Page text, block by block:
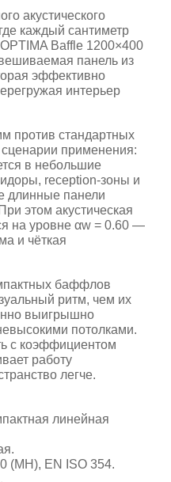
акустического
каждый сантиметр
Baffle 1200×400
панель из
эффективно
интерьер
против стандартных
применения:
в небольшие
reception-зоны и
длинные панели
этом акустическая
на уровне αw = 0.60 —
и чёткая
баффлов
ритм, чем их
выигрышно
потолками.
с коэффициентом
работу
легче.
линейная
(MH), EN ISO 354.